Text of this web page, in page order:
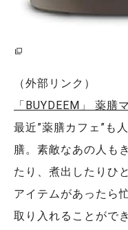
（外部リンク）
「BUYDEEM」 薬膳
最近”薬膳カフェ”も
膳。素敵なあの人も
たり、煮出したりひ
アイテムがあったら
取り入れることがで